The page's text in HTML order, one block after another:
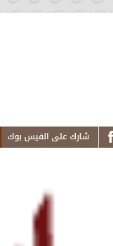
Share this News on
Facebook From